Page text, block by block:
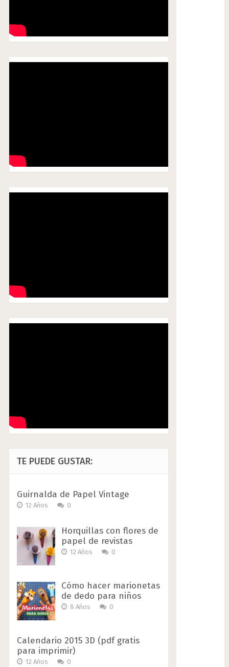
TE PUEDE GUSTAR:
Guirnalda de Papel Vintage
12 Años 0
Horquillas con flores de
papel de revistas
12 Años 0
Cómo hacer marionetas
de dedo para niños
8 Años 0
Calendario 2015 3D (pdf gratis
para imprimir)
12 Años 0